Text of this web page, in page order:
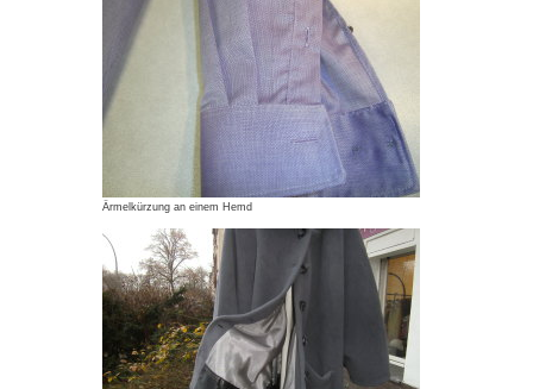
Ärmelkürzung an einem Hemd